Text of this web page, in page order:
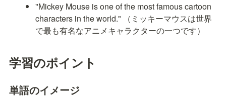
"Mickey Mouse is one of the most famous cartoon
characters in the world." （ミッキーマウスは世界
で最も有名なアニメキャラクターの一つです）
学習のポイント
単語のイメージ